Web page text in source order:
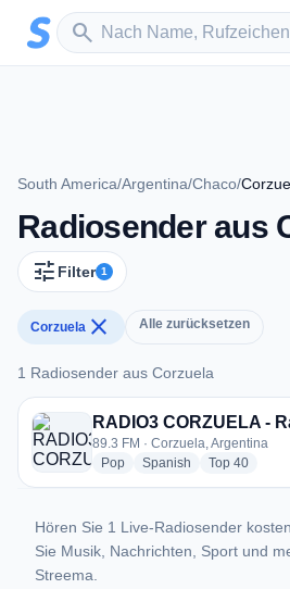
Zum Hauptinhalt springen
search
Sender suchen
South America/Argentina/Chaco/
Radiosender aus
tune Filter 1
Corzuela close Alle zurücksetzen
1 Radiosender aus Corzuela
1 Radiosender aus Corzuela
89.3 FM · Corzuela, Argentina
Popradio stations
Spanish radio stations
Top 40radio
Hören Sie 1 Live-Radiosender
Sie Musik, Nachrichten, Sport und
Streema.